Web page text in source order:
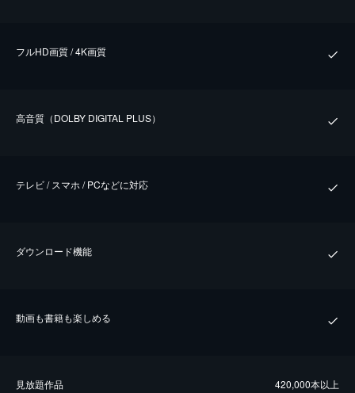
フルHD画質 / 4K画質
⾼⾳質（DOLBY DIGITAL PLUS）
テレビ / スマホ / PCなどに対応
ダウンロード機能
動画も書籍も楽しめる
⾒放題作品 420,000本以上